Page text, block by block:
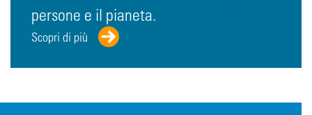
persone e il pianeta.
Scopri di più